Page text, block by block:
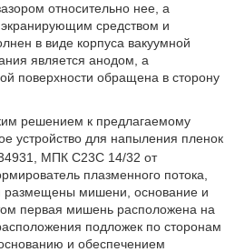
относительно нее, а
средством и
в виде корпуса вакуумной
является анодом, а
поверхности обращена в сторону
решением к предлагаемому
устройство для напыления пленок
МПК C23C 14/32 от
плазменного потока,
размещены мишени, основание и
первая мишень расположена на
подложек по сторонам
и обеспечением